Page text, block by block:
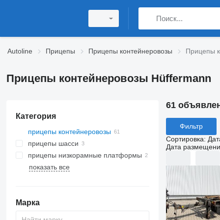
Autoline Прицепы Прицепы контейнеровозы Прицепы
Прицепы контейнеровозы Hüffermann
Категория
прицепы контейнеровозы
прицепы шасси
прицепы низкорамные платформы
показать все
Марка
61
Фильтр
Сортировка:
Дата